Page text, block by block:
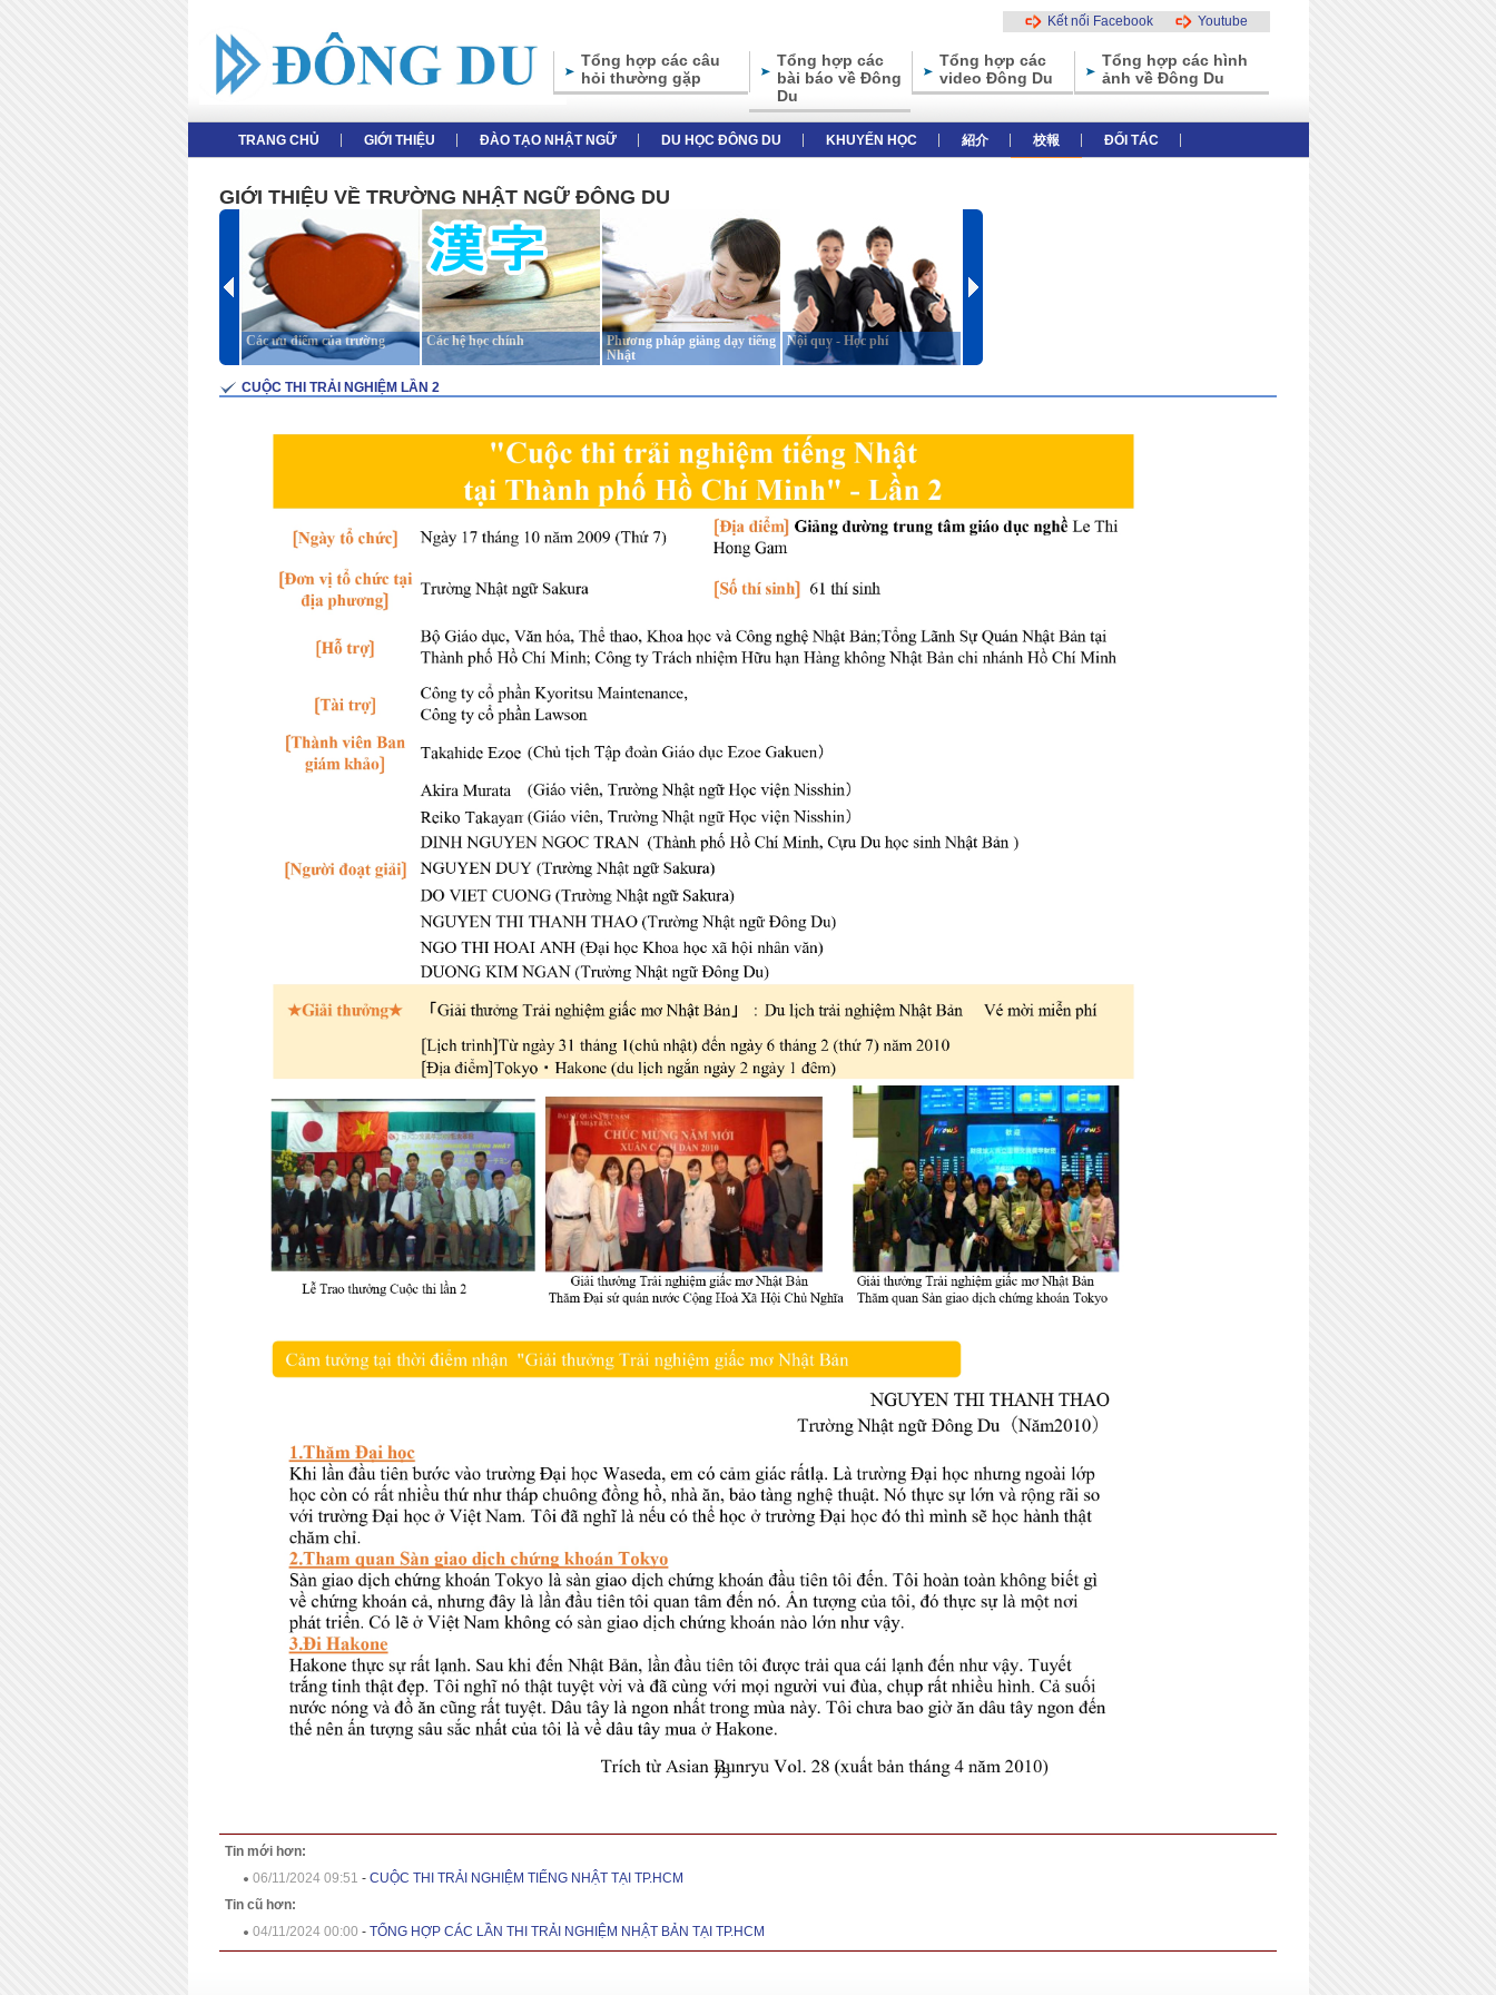
Kết nối Facebook Youtube
Tổng hợp các câu
hỏi thường gặp
Tổng hợp các
bài báo về Đông
Du
Tổng hợp các
video Đông Du
Tổng hợp các hình
ảnh về Đông Du
TRANG CHỦ GIỚI THIỆU ĐÀO TẠO NHẬT NGỮ DU HỌC ĐÔNG DU KHUYẾN HỌC 紹介 校報 ĐỐI TÁC
GIỚI THIỆU VỀ TRƯỜNG NHẬT NGỮ ĐÔNG DU
Các ưu điểm của trường Các hệ học chính
Phương pháp giảng dạy tiếng
Nhật
Nội quy - Học phí
CUỘC THI TRẢI NGHIỆM LẦN 2
Tin mới hơn:
06/11/2024 09:51 - CUỘC THI TRẢI NGHIỆM TIẾNG NHẬT TẠI TP.HCM
Tin cũ hơn:
04/11/2024 00:00 - TỔNG HỢP CÁC LẦN THI TRẢI NGHIỆM NHẬT BẢN TẠI TP.HCM